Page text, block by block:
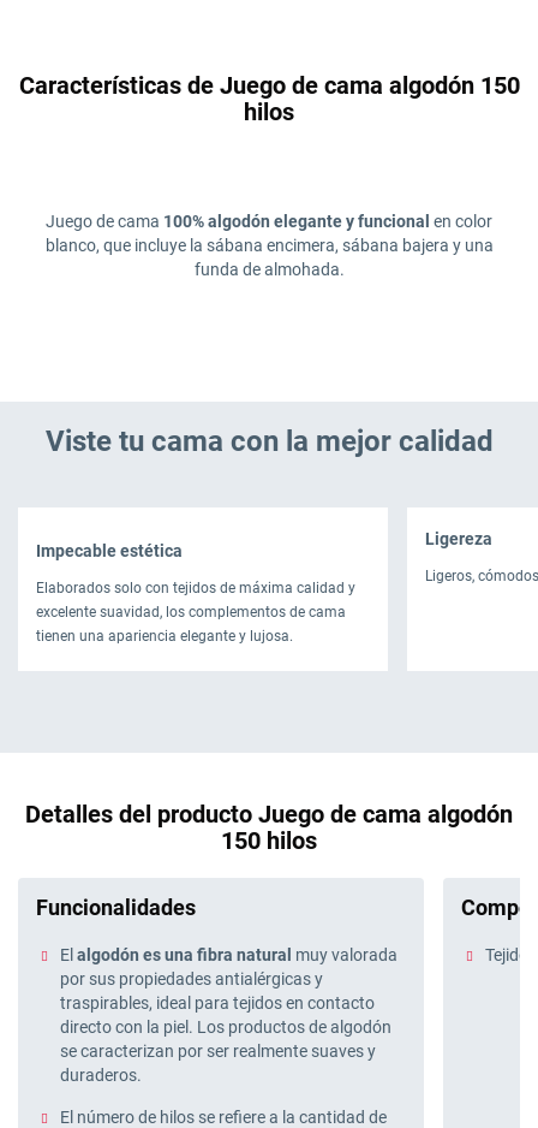
Características de Juego de cama algodón 150
hilos
Juego de cama 100% algodón elegante y funcional en color
blanco, que incluye la sábana encimera, sábana bajera y una
funda de almohada.
Viste tu cama con la mejor calidad
Impecable estética
Elaborados solo con tejidos de máxima calidad y
excelente suavidad, los complementos de cama
tienen una apariencia elegante y lujosa.
Ligereza
Ligeros,
Detalles del producto Juego de cama algodón
150 hilos
Funcionalidades
El algodón es una fibra natural muy valorada
por sus propiedades antialérgicas y
traspirables, ideal para tejidos en contacto
directo con la piel. Los productos de algodón
se caracterizan por ser realmente suaves y
duraderos.
El número de hilos se refiere a la cantidad de
Tejido